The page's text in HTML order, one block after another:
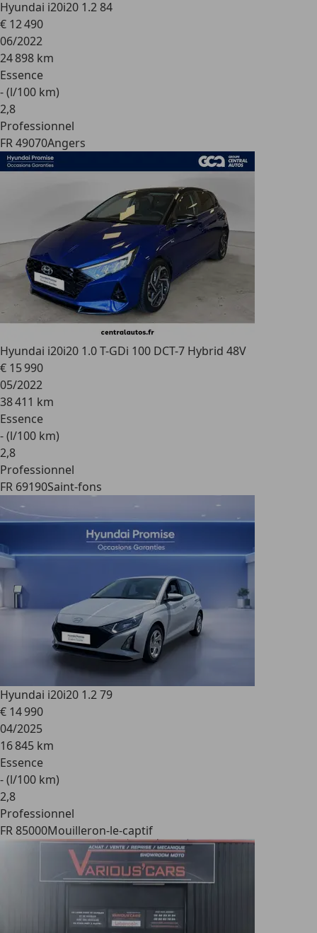
Hyundai i20i20 1.2 84
€ 12 490
06/2022
24 898 km
Essence
- (l/100 km)
2,8
Professionnel
FR 49070Angers
Hyundai i20i20 1.0 T-GDi 100 DCT-7 Hybrid 48V
€ 15 990
05/2022
38 411 km
Essence
- (l/100 km)
2,8
Professionnel
FR 69190Saint-fons
Hyundai i20i20 1.2 79
€ 14 990
04/2025
16 845 km
Essence
- (l/100 km)
2,8
Professionnel
FR 85000Mouilleron-le-captif